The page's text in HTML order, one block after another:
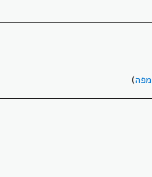
מפה)